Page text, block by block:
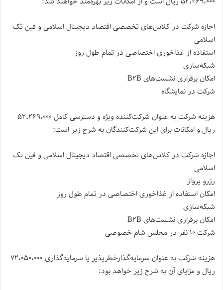
اجازه شرکت در کلاس‌های تخصصی اقتصاد دیجیتال اسلامی و فین تک
اسلامی
استفاده از غذاخوری اختصاصی در تمام طول روز
شبکه‌سازی
امکان برقراری نشست‌های B۲B
شرکت در نمایشگاه
هزینه شرکت به عنوان شرکت‌کننده ویژه و دسترسی کامل ۵۲،۲۶۹،۰۰۰
ریال و امکانات برای این شرکت‌کنندگان به شرح زیر است:
اجازه شرکت در کلاس‌های تخصصی اقتصاد دیجیتال اسلامی و فین تک
اسلامی
رزرو پرواز
امکان استفاده از غذاخوری اختصاصی در تمام طول روز
شبکه‌سازی
امکان برقراری نشست‌های B۲B
شرکت ۱۰ نفر در مجلس شام خصوصی
هزینه شرکت به عنوان سرمایه‌گذارخطرپذیر یا سرمایه‌گذاری ۷۲،۰۵۰،۰۰۰
ریال و مزایای آن به شرح زیر خواهد بود: